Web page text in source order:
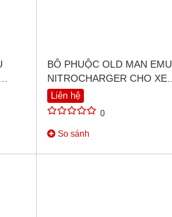
VÀ
BÔ PHUỘC OLD MAN EMU
NITROCHARGER CHO XE
FORD EVEREST (2015 ON)
Liên hệ
0
So sánh